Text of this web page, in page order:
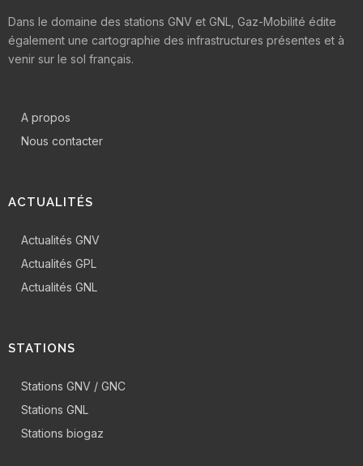
Dans le domaine des stations GNV et GNL, Gaz-Mobilité édite
également une cartographie des infrastructures présentes et à
venir sur le sol français.
A propos
Nous contacter
ACTUALITÉS
Actualités GNV
Actualités GPL
Actualités GNL
STATIONS
Stations GNV / GNC
Stations GNL
Stations biogaz